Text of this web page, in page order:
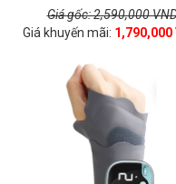
Giá gốc: 2,590,000
Giá khuyến mãi: 1,790,000